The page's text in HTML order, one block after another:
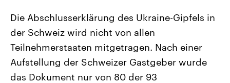
Aktuelle Beiträge, Analysen und
Hintergründe
Wirtschaftlich und militärisch
gehören die Vereinigten Staaten zu
den mächtigsten Ländern der Erde,
mit großem Einfluss auf das
Aktuelle Lage und
Der Überfall der
Terrororganisation Hamas
Oktober 2023 auf Israel
Region wieder die Gewalt
Israel möchte die Hamas
Die Abschlusserklärung des Ukraine-Gipfels in
der Schweiz wird nicht von allen
Teilnehmerstaaten mitgetragen. Nach einer
Aufstellung der Schweizer Gastgeber wurde
das Dokument nur von 80 der 93